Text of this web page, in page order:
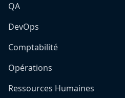
QA
DevOps
Comptabilité
Opérations
Ressources Humaines